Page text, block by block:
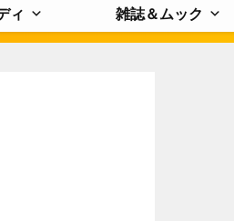
ィ 雑誌＆ムック